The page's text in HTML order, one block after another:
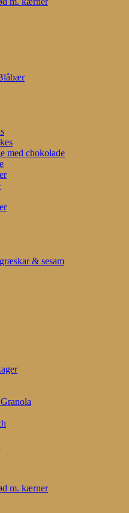
med chokolade
& sesam
m. kærner